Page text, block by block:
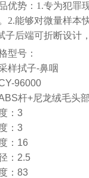
优势：1.专为犯罪
2.能够对微量样本
子后端可折断设计
型号：
样拭子-鼻咽
96000
杆+尼龙绒毛头部
：3
：3
：16
：2.5
：83